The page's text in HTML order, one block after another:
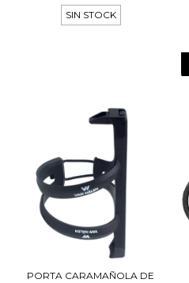
SIN STOCK
PORTA CARAMAÑOLA DE